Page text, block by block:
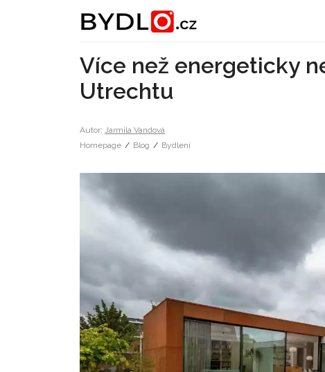
Více než energeticky
Utrechtu
Autor: Jarmila Vandová
Homepage / Blog / Bydlení